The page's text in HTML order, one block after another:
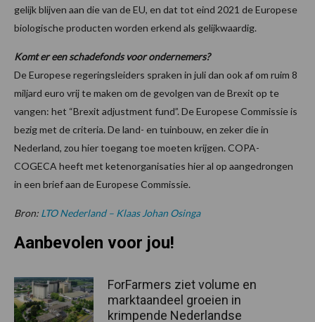
gelijk blijven aan die van de EU, en dat tot eind 2021 de Europese
biologische producten worden erkend als gelijkwaardig.
Komt er een schadefonds voor ondernemers?
De Europese regeringsleiders spraken in juli dan ook af om ruim 8
miljard euro vrij te maken om de gevolgen van de Brexit op te
vangen: het “Brexit adjustment fund”. De Europese Commissie is
bezig met de criteria. De land- en tuinbouw, en zeker die in
Nederland, zou hier toegang toe moeten krijgen. COPA-
COGECA heeft met ketenorganisaties hier al op aangedrongen
in een brief aan de Europese Commissie.
Bron: LTO Nederland – Klaas Johan Osinga
Aanbevolen voor jou!
ForFarmers ziet volume en
marktaandeel groeien in
krimpende Nederlandse